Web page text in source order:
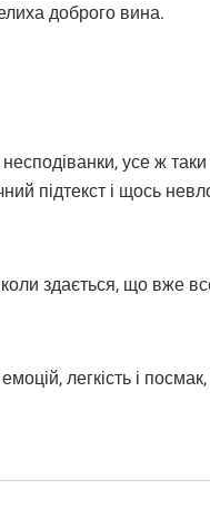
доброго вина.
усе ж
підтекст і щось
здається, що вже
легкість і